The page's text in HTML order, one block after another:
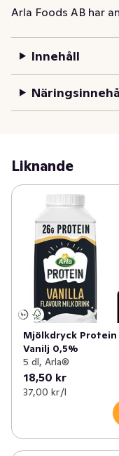
träningspass.
extra protein och är
Arla Foods AB har
Innehåll
Liknande
Mjölkdryck Protein
Vanilj 0,5%
5 dl, Arla®
18,50 kr
37,00 kr /l